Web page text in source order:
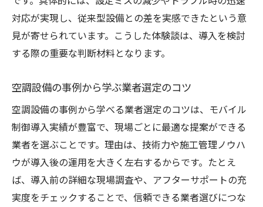
対応が実現し、従来型設備との差を実感できたという意
見が寄せられています。こうした体験談は、導入を検討
する際の重要な判断材料となります。
空調設備の事例から学ぶ業者選定のコツ
空調設備の事例から学べる業者選定のコツは、モバイル
制御導入実績が豊富で、現場ごとに最適な提案ができる
業者を選ぶことです。理由は、技術力や施工管理ノウハ
ウが導入後の運用を大きく左右するからです。たとえ
ば、導入前の詳細な現場調査や、アフターサポートの充
実度をチェックすることで、信頼できる業者選びにつな